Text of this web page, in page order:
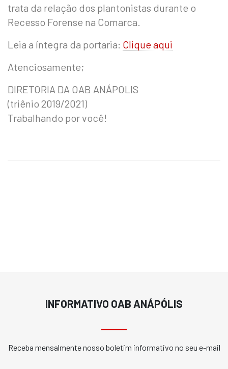
trata da relação dos plantonistas durante o
Recesso Forense na Comarca.
Leia a íntegra da portaria: Clique aqui
Atenciosamente;
DIRETORIA DA OAB ANÁPOLIS
(triênio 2019/2021)
Trabalhando por você!
INFORMATIVO OAB ANÁPÓLIS
Receba mensalmente nosso boletim informativo no seu e-mail